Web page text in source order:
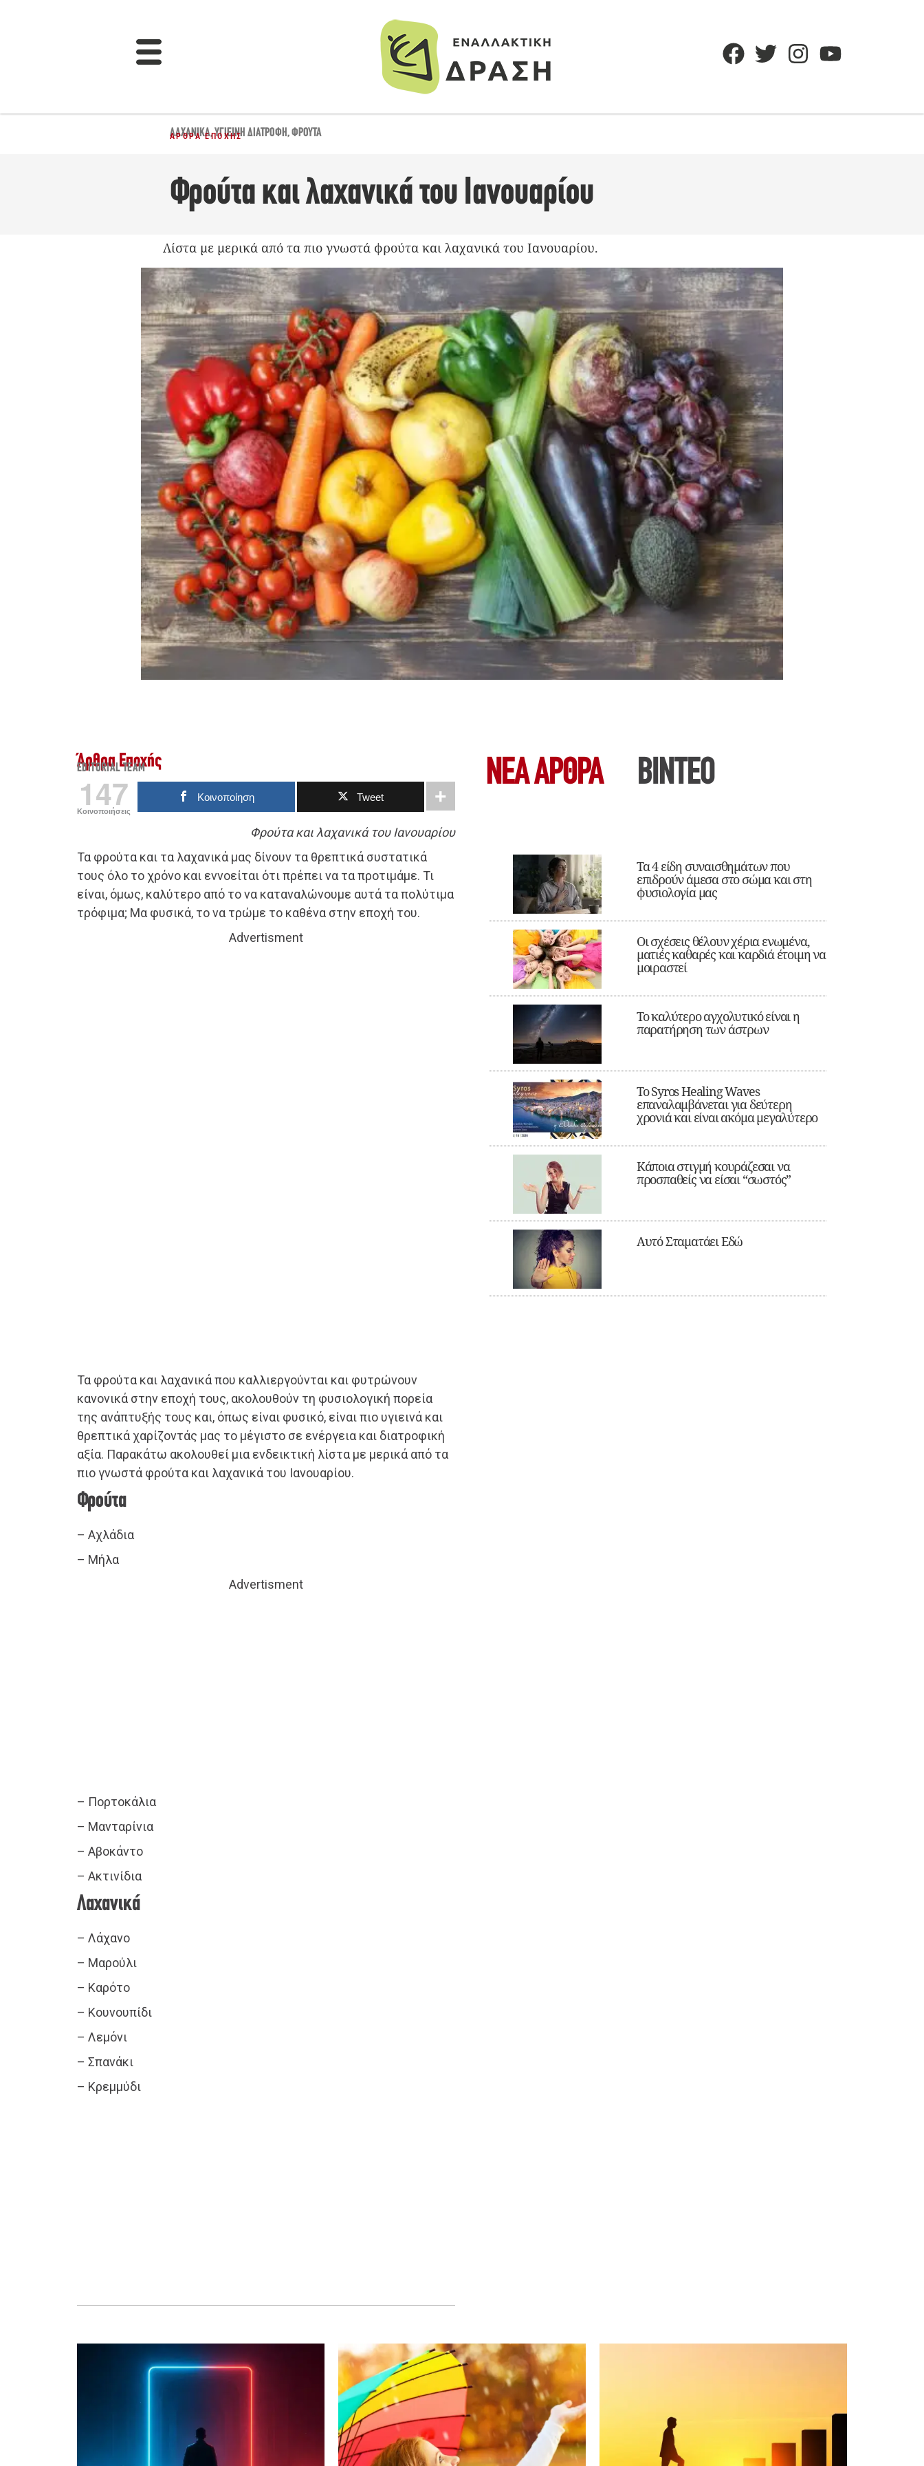
ΛΑΧΑΝΙΚΆ,ΥΓΙΕΙΝΉ ΔΙΑΤΡΟΦΉ,ΦΡΟΎΤΑ
ΆΡΘΡΑ ΕΠΟΧΉΣ
Φρούτα και λαχανικά του Ιανουαρίου
Λίστα με μερικά από τα πιο γνωστά φρούτα και λαχανικά του Ιανουαρίου.
Άρθρα Εποχής
EDITORIAL TEAM
147
Κοινοποιήσεις
Κοινοποίηση Tweet
Φρούτα και λαχανικά του Ιανουαρίου
Τα φρούτα και τα λαχανικά μας δίνουν τα θρεπτικά συστατικά
τους όλο το χρόνο και εννοείται ότι πρέπει να τα προτιμάμε. Τι
είναι, όμως, καλύτερο από το να καταναλώνουμε αυτά τα πολύτιμα
τρόφιμα; Μα φυσικά, το να τρώμε το καθένα στην εποχή του.
Advertisment
Τα φρούτα και λαχανικά που καλλιεργούνται και φυτρώνουν
κανονικά στην εποχή τους, ακολουθούν τη φυσιολογική πορεία
της ανάπτυξής τους και, όπως είναι φυσικό, είναι πιο υγιεινά και
θρεπτικά χαρίζοντάς μας το μέγιστο σε ενέργεια και διατροφική
αξία. Παρακάτω ακολουθεί μια ενδεικτική λίστα με μερικά από τα
πιο γνωστά φρούτα και λαχανικά του Ιανουαρίου.
Φρούτα
– Αχλάδια
– Μήλα
Advertisment
– Πορτοκάλια
– Μανταρίνια
– Αβοκάντο
– Ακτινίδια
Λαχανικά
– Λάχανο
– Μαρούλι
– Καρότο
– Κουνουπίδι
– Λεμόνι
– Σπανάκι
– Κρεμμύδι
ΝΕΑ ΆΡΘΡΑ ΒΙΝΤΕΟ
Τα 4 είδη συναισθημάτων που
επιδρούν άμεσα στο σώμα και στη
φυσιολογία μας
Οι σχέσεις θέλουν χέρια ενωμένα,
ματιές καθαρές και καρδιά έτοιμη να
μοιραστεί
Το καλύτερο αγχολυτικό είναι η
παρατήρηση των άστρων
Το Syros Healing Waves
επαναλαμβάνεται για δεύτερη
χρονιά και είναι ακόμα μεγαλύτερο
Κάποια στιγμή κουράζεσαι να
προσπαθείς να είσαι “σωστός”
Αυτό Σταματάει Εδώ